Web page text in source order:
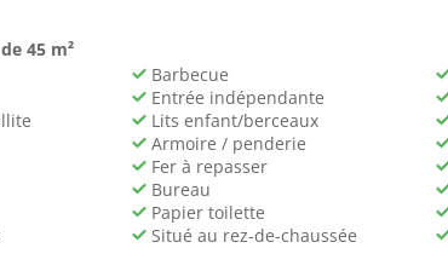
45 m²
Barbecue
Entrée indépendante
Lits enfant/berceaux
Armoire / penderie
Fer à repasser
Bureau
Papier toilette
Situé au rez-de-chaussée